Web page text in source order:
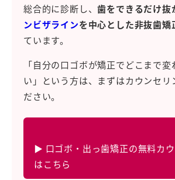
総合的に診断し、歯をできるだけ抜
ンビザラインを中心とした非抜歯矯
ています。
「自分の口ゴボが矯正でどこまで
い」という方は、まずはカウンセリ
ださい。
▶ 口ゴボ・出っ歯矯正の無料カ
はこちら